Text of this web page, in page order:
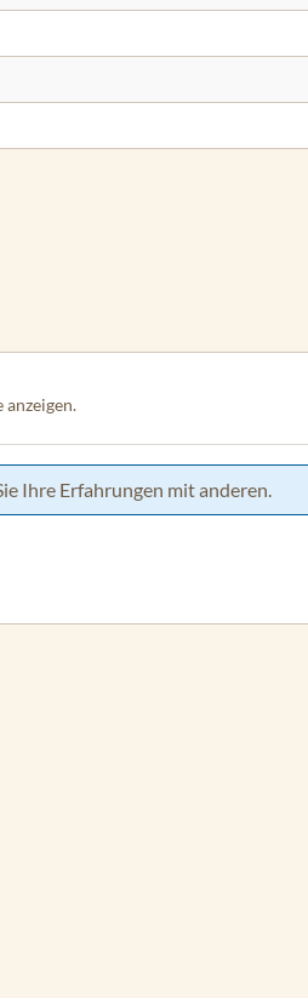
Ihre Erfahrungen mit anderen.